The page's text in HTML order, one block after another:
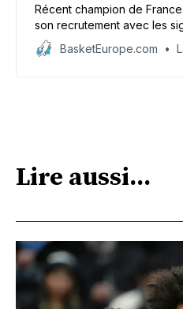
Récent champion de
son recrutement avec les
et Allan Dokossi au poste 4.
fera ses débuts dans
BasketEurope.com
Lire aussi...